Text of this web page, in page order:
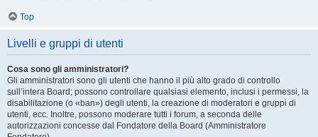
Top
Livelli e gruppi di utenti
Cosa sono gli amministratori?
Gli amministratori sono gli utenti che hanno il più alto grado di controllo
sull’intera Board; possono controllare qualsiasi elemento, inclusi i permessi, la
disabilitazione (o «ban») degli utenti, la creazione di moderatori e gruppi di
utenti, ecc. Inoltre, possono moderare tutti i forum, a seconda delle
autorizzazioni concesse dal Fondatore della Board (Amministratore